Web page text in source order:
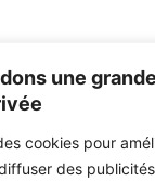
une
cookies pour
des